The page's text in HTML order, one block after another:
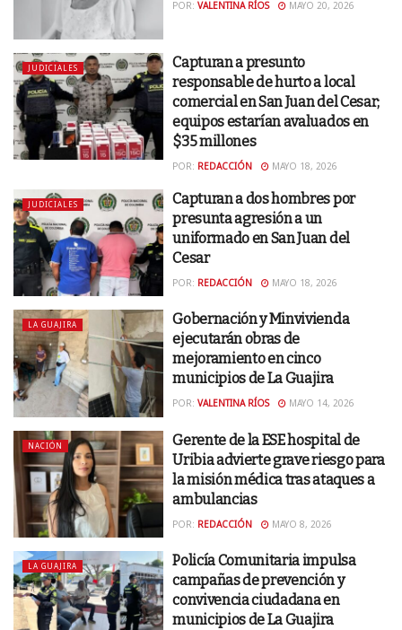
POR: VALENTINA RÍOS MAYO 20, 2026
JUDICIALES
Capturan a presunto
responsable de hurto a local
comercial en San Juan del Cesar;
equipos estarían avaluados en
$35 millones
POR: REDACCIÓN MAYO 18, 2026
JUDICIALES
Capturan a dos hombres por
presunta agresión a un
uniformado en San Juan del
Cesar
POR: REDACCIÓN MAYO 18, 2026
LA GUAJIRA
Gobernación y Minvivienda
ejecutarán obras de
mejoramiento en cinco
municipios de La Guajira
POR: VALENTINA RÍOS MAYO 14, 2026
NACIÓN
Gerente de la ESE hospital de
Uribia advierte grave riesgo para
la misión médica tras ataques a
ambulancias
POR: REDACCIÓN MAYO 8, 2026
LA GUAJIRA
Policía Comunitaria impulsa
campañas de prevención y
convivencia ciudadana en
municipios de La Guajira